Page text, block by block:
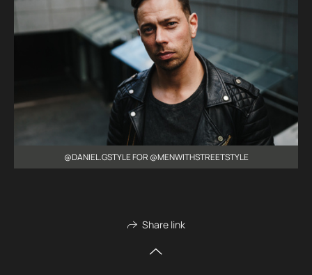
@DANIEL.GSTYLE FOR @MENWITHSTREETSTYLE
Share link